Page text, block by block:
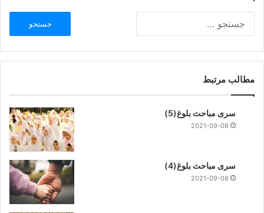
مطالب مرتبط
سری مباحث بلوغ(5)
2021-09-08
سری مباحث بلوغ(4)
2021-09-08